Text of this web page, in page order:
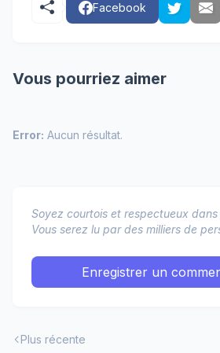
Facebook
Vous pourriez aimer
Error: Aucun résultat.
Soyez courtois et respectueux
Vous serez lu par des milliers de
Enregistrer un
Plus récente